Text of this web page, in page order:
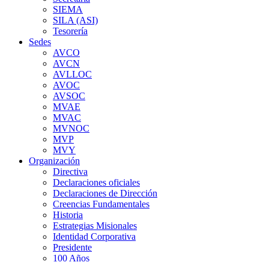
SIEMA
SILA (ASI)
Tesorería
Sedes
AVCO
AVCN
AVLLOC
AVOC
AVSOC
MVAE
MVAC
MVNOC
MVP
MVY
Organización
Directiva
Declaraciones oficiales
Declaraciones de Dirección
Creencias Fundamentales
Historia
Estrategias Misionales
Identidad Corporativa
Presidente
100 Años